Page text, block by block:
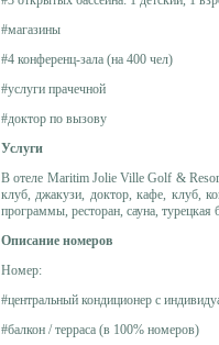
#магазины
#4 конференц-зала (на 400 чел)
#услуги прачечной
#доктор по вызову
Услуги
В отеле Maritim Jolie Ville Golf &
клуб, джакузи, доктор, кафе, клуб,
программы, ресторан, сауна, турецкая
Описание номеров
Номер:
#центральный кондиционер с
#балкон / терраса (в 100% номеров)